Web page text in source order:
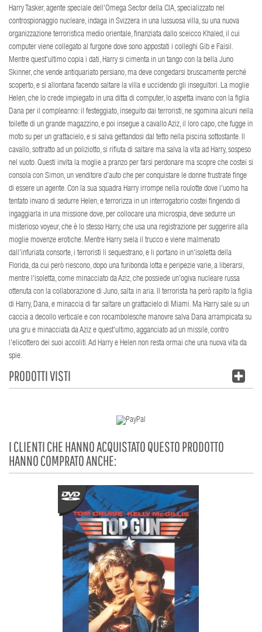
Harry Tasker, agente speciale dell'Omega Sector della CIA, specializzato nel
controspionaggio nucleare, indaga in Svizzera in una lussuosa villa, su una nuova
organizzazione terroristica medio orientale, finanziata dallo sceicco Khaled, il cui
computer viene collegato al furgone dove sono appostati i colleghi Gib e Faisil.
Mentre quest'ultimo copia i dati, Harry si cimenta in un tango con la bella Juno
Skinner, che vende antiquariato persiano, ma deve congedarsi bruscamente perché
scoperto, e si allontana facendo saltare la villa e uccidendo gli inseguitori. La moglie
Helen, che lo crede impiegato in una ditta di computer, lo aspetta invano con la figlia
Dana per il compleanno: il festeggiato, inseguito dai terroristi, ne sgomina alcuni nella
toilette di un grande magazzino, e poi insegue a cavallo Aziz, il loro capo, che fugge in
moto su per un grattacielo, e si salva gettandosi dal tetto nella piscina sottostante. Il
cavallo, sottratto ad un poliziotto, si rifiuta di saltare ma salva la vita ad Harry, sospeso
nel vuoto. Questi invita la moglie a pranzo per farsi perdonare ma scopre che costei si
consola con Simon, un venditore d'auto che per conquistare le donne frustrate finge
di essere un agente. Con la sua squadra Harry irrompe nella roulotte dove l'uomo ha
tentato invano di sedurre Helen, e terrorizza in un interrogatorio costei fingendo di
ingaggiarla in una missione dove, per collocare una microspia, deve sedurre un
misterioso voyeur, che è lo stesso Harry, che usa una registrazione per suggerire alla
moglie movenze erotiche. Mentre Harry svela il trucco e viene malmenato
dall'infuriata consorte, i terroristi li sequestrano, e li portano in un'isoletta della
Florida, da cui però riescono, dopo una furibonda lotta e peripezie varie, a liberarsi,
mentre l'isoletta, come minacciato da Aziz, che possiede un'ogiva nucleare russa
ottenuta con la collaborazione di Juno, salta in aria. Il terrorista ha però rapito la figlia
di Harry, Dana, e minaccia di far saltare un grattacielo di Miami. Ma Harry sale su un
caccia a decollo verticale e con rocambolesche manovre salva Dana arrampicata su
una gru e minacciata da Aziz e quest'ultimo, agganciato ad un missile, contro
l'elicottero dei suoi accoliti. Ad Harry e Helen non resta ormai che una nuova vita da
spie.
PRODOTTI VISTI
I CLIENTI CHE HANNO ACQUISTATO QUESTO PRODOTTO
HANNO COMPRATO ANCHE: